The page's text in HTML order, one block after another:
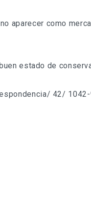
aparecer como
estado de
42/